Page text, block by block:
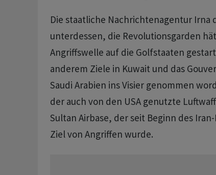
Die staatliche Nachrichtenagentur Irna
unterdessen, die Revolutionsgarden
Angriffswelle auf die Golfstaaten
anderem Ziele in Kuwait und das
Saudi Arabien ins Visier genommen
der auch von den USA genutzte
Sultan Airbase, der seit Beginn des
Ziel von Angriffen wurde.